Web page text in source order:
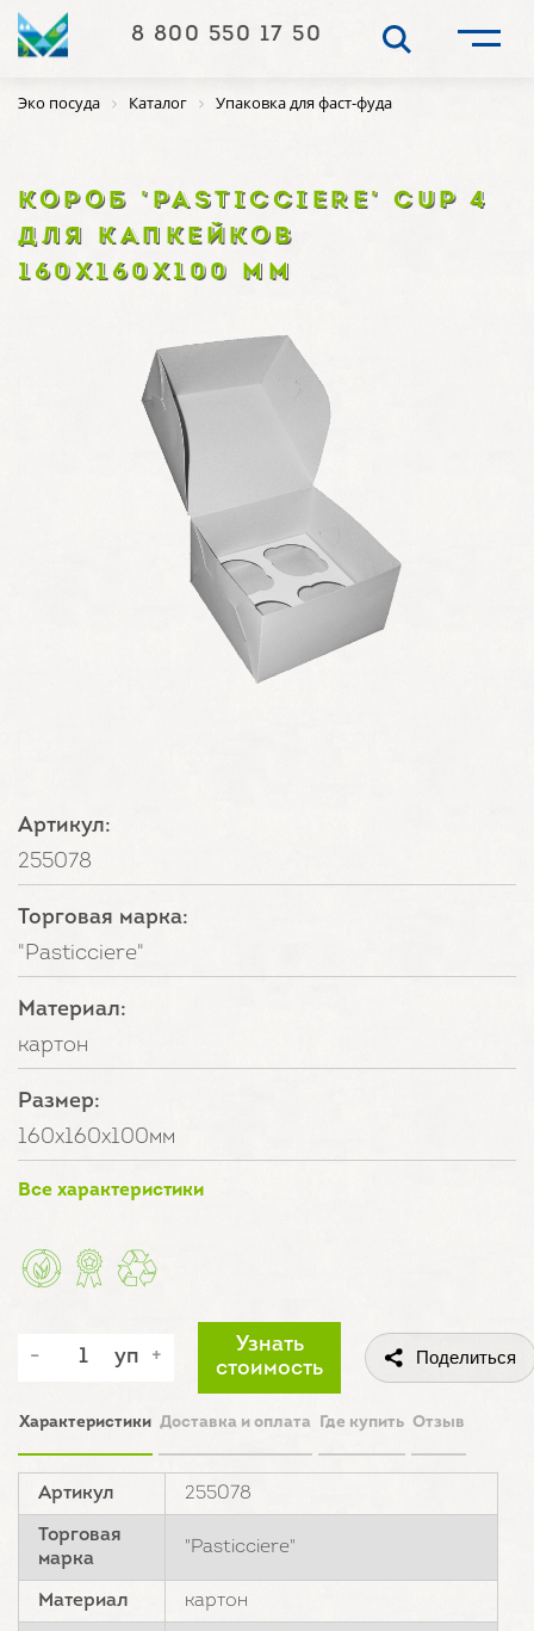
8 800 550 17 50
Эко посуда Каталог Упаковка для фаст-фуда
КОРОБ 'PASTICCIERE' CUP 4
ДЛЯ КАПКЕЙКОВ
160Х160Х100 ММ
Артикул:
255078
Торговая марка:
"Pasticciere"
Материал:
картон
Размер:
160х160х100мм
Все характеристики
уп
Узнать
стоимость
Поделиться
Характеристики Доставка и оплата Где купить Отзыв
Артикул 255078
Торговая
марка
"Pasticciere"
Материал картон